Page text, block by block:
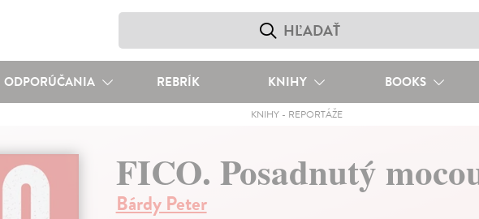
ODPORÚČANIA REBRÍK KNIHY BOOKS
KNIHY - REPORTÁŽE
FICO. Posadnutý
Bárdy Peter